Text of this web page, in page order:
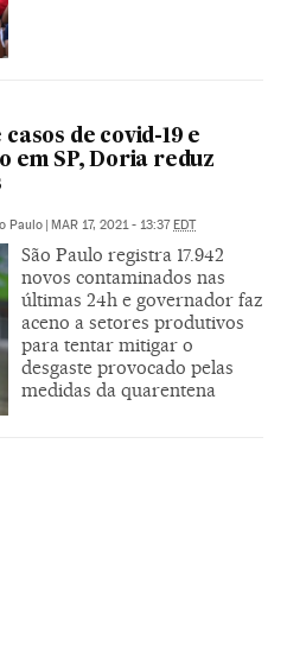
de covid-19 e
em SP, Doria reduz
Paulo | MAR 17, 2021 - 13:37EDT
São Paulo registra 17.942
novos contaminados nas
últimas 24h e governador faz
aceno a setores produtivos
para tentar mitigar o
desgaste provocado pelas
medidas da quarentena